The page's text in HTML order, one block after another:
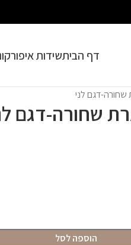
דף הביתשידות איפור
שחורה-דגם לני
שחורה-דגם
הוספה לסל